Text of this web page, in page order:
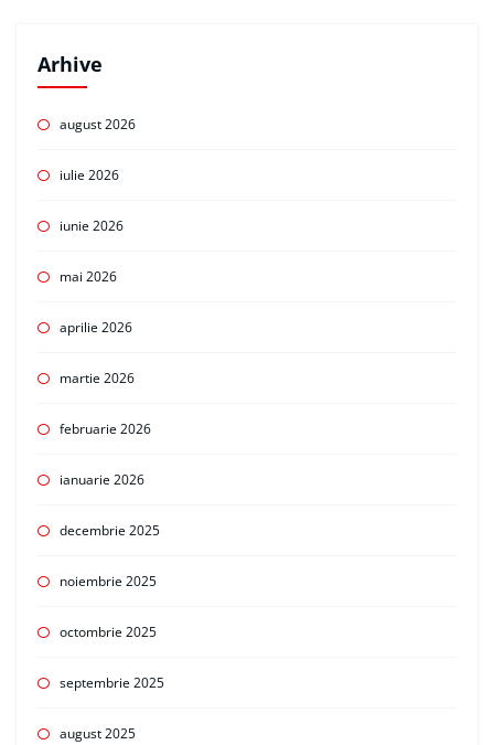
Arhive
august 2026
iulie 2026
iunie 2026
mai 2026
aprilie 2026
martie 2026
februarie 2026
ianuarie 2026
decembrie 2025
noiembrie 2025
octombrie 2025
septembrie 2025
august 2025